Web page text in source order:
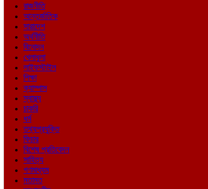
রাজনীতি
আন্তর্জাতিক
সারাদেশ
অর্থনীতি
বিনোদন
খেলাধুলা
লাইফস্টাইল
শিক্ষা
ক্যাম্পাস
স্বাস্থ্য
চাকরি
ধর্ম
তথ্যপ্রযুক্তি
ফিচার
বিশেষ প্রতিবেদন
সাহিত্য
গণমাধ্যম
মতামত